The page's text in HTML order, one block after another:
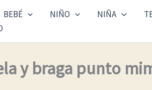
BEBÉ NIÑO NIÑA
y braga punto